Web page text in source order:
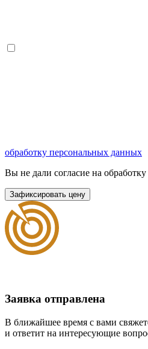
обработку персональных данных
Вы не дали согласие на
Зафиксировать цену
Заявка отправлена
В ближайшее время с вами
и ответит на интересующие